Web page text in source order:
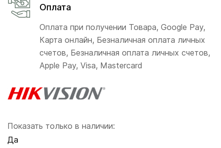
Показать только в наличии:
Да
Оплата
Оплата при получении Товара, Google Pay,
Карта онлайн, Безналичная оплата личных
счетов, Безналичная оплата личных счетов,
Apple Pay, Visa, Mastercard